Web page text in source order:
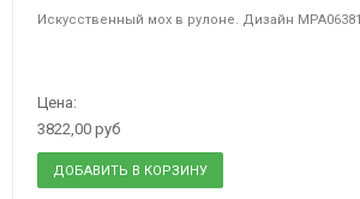
Искусственный мох в рулоне. Дизайн MPA06381
Цена:
3822,00 руб